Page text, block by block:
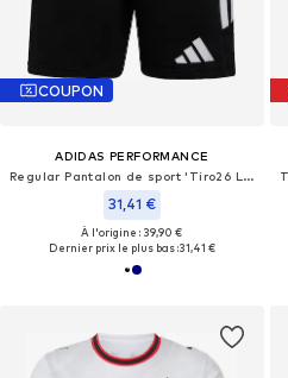
COUPON
ADIDAS PERFORMANCE
Regular Pantalon de sport 'Tiro26 League'
31,41 €
À l'origine : 39,90 €
Dernier prix le plus bas :31,41 €